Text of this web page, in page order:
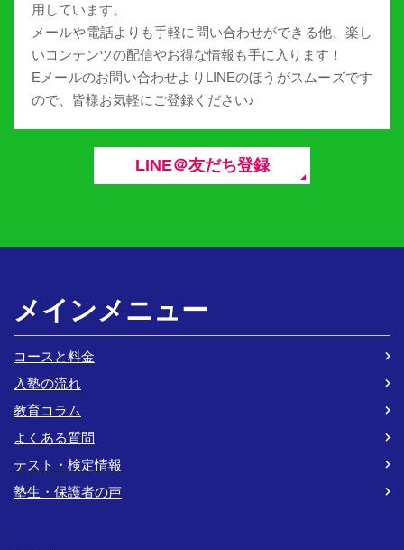
用しています。
メールや電話よりも手軽に問い合わせができる他、楽し
いコンテンツの配信やお得な情報も手に入ります！
Eメールのお問い合わせよりLINEのほうがスムーズです
ので、皆様お気軽にご登録ください♪
LINE＠友だち登録
メインメニュー
コースと料金
入塾の流れ
教育コラム
よくある質問
テスト・検定情報
塾生・保護者の声